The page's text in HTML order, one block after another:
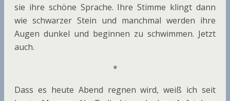
sie ihre schöne Sprache. Ihre Stimme klingt dann
wie schwarzer Stein und manchmal werden ihre
Augen dunkel und beginnen zu schwimmen. Jetzt
auch.
*
Dass es heute Abend regnen wird, weiß ich seit